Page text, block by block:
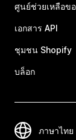
ศูนย์ช่วยเหลือข
เอกสาร API
ชุมชน Shopify
บล็อก